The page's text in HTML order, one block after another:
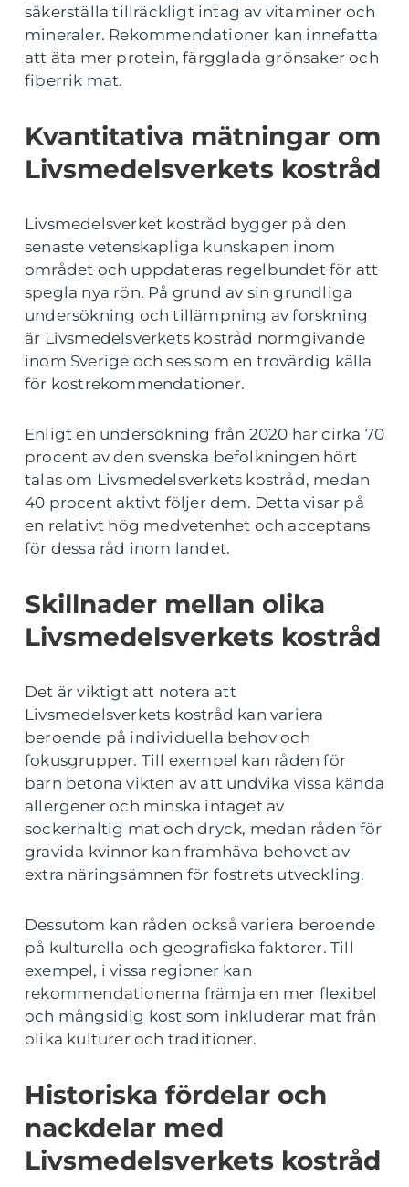
säkerställa tillräckligt intag av vitaminer och
mineraler. Rekommendationer kan innefatta
att äta mer protein, färgglada grönsaker och
fiberrik mat.
Kvantitativa mätningar om
Livsmedelsverkets kostråd
Livsmedelsverket kostråd bygger på den
senaste vetenskapliga kunskapen inom
området och uppdateras regelbundet för att
spegla nya rön. På grund av sin grundliga
undersökning och tillämpning av forskning
är Livsmedelsverkets kostråd normgivande
inom Sverige och ses som en trovärdig källa
för kostrekommendationer.
Enligt en undersökning från 2020 har cirka 70
procent av den svenska befolkningen hört
talas om Livsmedelsverkets kostråd, medan
40 procent aktivt följer dem. Detta visar på
en relativt hög medvetenhet och acceptans
för dessa råd inom landet.
Skillnader mellan olika
Livsmedelsverkets kostråd
Det är viktigt att notera att
Livsmedelsverkets kostråd kan variera
beroende på individuella behov och
fokusgrupper. Till exempel kan råden för
barn betona vikten av att undvika vissa kända
allergener och minska intaget av
sockerhaltig mat och dryck, medan råden för
gravida kvinnor kan framhäva behovet av
extra näringsämnen för fostrets utveckling.
Dessutom kan råden också variera beroende
på kulturella och geografiska faktorer. Till
exempel, i vissa regioner kan
rekommendationerna främja en mer flexibel
och mångsidig kost som inkluderar mat från
olika kulturer och traditioner.
Historiska fördelar och
nackdelar med
Livsmedelsverkets kostråd